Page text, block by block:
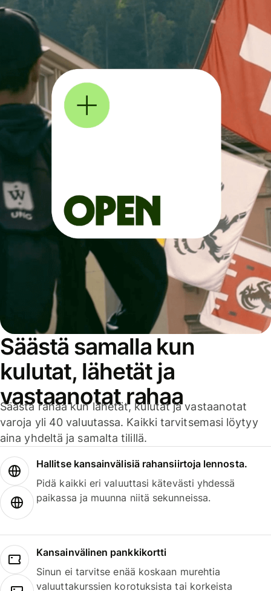
Säästä samalla kun
kulutat, lähetät ja
vastaanotat rahaa
Säästä rahaa kun lähetät, kulutat ja vastaanotat
varoja yli 40 valuutassa. Kaikki tarvitsemasi löytyy
aina yhdeltä ja samalta tilillä.
Hallitse kansainvälisiä rahansiirtoja lennosta.
Pidä kaikki eri valuuttasi kätevästi yhdessä
paikassa ja muunna niitä sekunneissa.
Kansainvälinen pankkikortti
Sinun ei tarvitse enää koskaan murehtia
valuuttakurssien korotuksista tai korkeista